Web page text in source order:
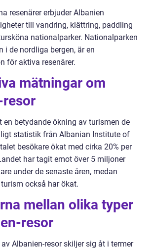
resenärer erbjuder Albanien
till vandring, klättring, paddling
nationalparker. Nationalparken
i de nordliga bergen, är en
för aktiva resenärer.
mätningar om
en betydande ökning av turismen de
statistik från Albanian Institute of
besökare ökat med cirka 20% per
har tagit emot över 5 miljoner
under de senaste åren, medan
också har ökat.
mellan olika typer
resor
Albanien-resor skiljer sig åt i termer